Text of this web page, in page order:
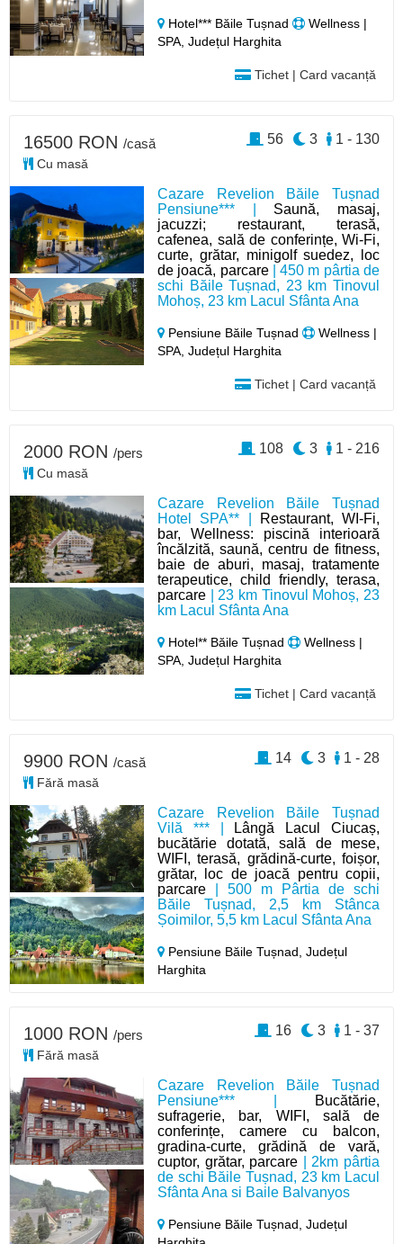
Hotel*** Băile Tușnad
Wellness |
SPA, Județul Harghita
Tichet | Card vacanță
Cazare Revelion Băile Tușnad
Pensiune*** | Saună, masaj,
jacuzzi; restaurant, terasă,
cafenea, sală de conferințe, Wi-Fi,
curte, grătar, minigolf suedez, loc
de joacă, parcare| 450 m pârtia de
schi Băile Tușnad, 23 km Tinovul
Mohoș, 23 km Lacul Sfânta Ana
Pensiune Băile Tușnad
Wellness |
SPA, Județul Harghita
Tichet | Card vacanță
16500 RON /casă
Cu masă
1 - 130
3
56
Cazare Revelion Băile Tușnad
Hotel SPA** |
Restaurant, WI-Fi,
bar, Wellness: piscină interioară
încălzită, saună, centru de fitness,
baie de aburi, masaj, tratamente
terapeutice, child friendly, terasa,
parcare | 23 km Tinovul Mohoș, 23
km Lacul Sfânta Ana
Hotel** Băile Tușnad
Wellness |
SPA, Județul Harghita
Tichet | Card vacanță
2000 RON /pers
Cu masă
1 - 216
3
108
Cazare Revelion Băile Tușnad
Vilă *** |
Lângă Lacul Ciucaș,
bucătărie dotată, sală de mese,
WIFI, terasă, grădină-curte, foișor,
grătar, loc de joacă pentru copii,
parcare | 500 m Pârtia de schi
Băile Tușnad, 2,5 km Stânca
Șoimilor, 5,5 km Lacul Sfânta Ana
Pensiune Băile Tușnad,Județul
Harghita
9900 RON /casă
Fără masă
1 - 28
3
14
Cazare Revelion Băile Tușnad
Pensiune*** |
Bucătărie,
sufragerie, bar, WIFI, sală de
conferințe, camere cu balcon,
gradina-curte, grădină de vară,
cuptor, grătar, parcare | 2km pârtia
de schi Băile Tușnad, 23 km Lacul
Sfânta Ana si Baile Balvanyos
Pensiune Băile Tușnad,Județul
1000 RON /pers
Fără masă
1 - 37
3
16